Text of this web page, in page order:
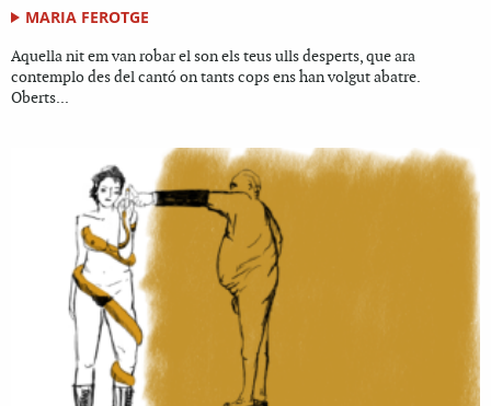
MARIA FEROTGE
Aquella nit em van robar el son els teus ulls desperts, que ara
contemplo des del cantó on tants cops ens han volgut abatre.
Oberts...